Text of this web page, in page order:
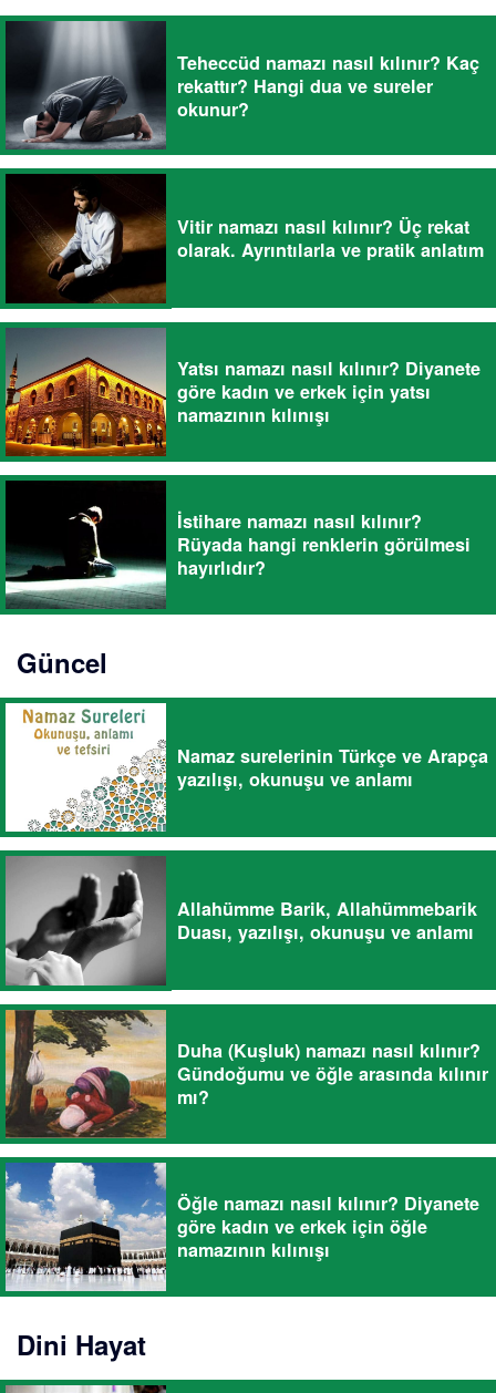
Teheccüd namazı nasıl kılınır? Kaç
rekattır? Hangi dua ve sureler
okunur?
Vitir namazı nasıl kılınır? Üç rekat
olarak. Ayrıntılarla ve pratik anlatım
Yatsı namazı nasıl kılınır? Diyanete
göre kadın ve erkek için yatsı
namazının kılınışı
İstihare namazı nasıl kılınır?
Rüyada hangi renklerin görülmesi
hayırlıdır?
Güncel
Namaz surelerinin Türkçe ve Arapça
yazılışı, okunuşu ve anlamı
Allahümme Barik, Allahümmebarik
Duası, yazılışı, okunuşu ve anlamı
Duha (Kuşluk) namazı nasıl kılınır?
Gündoğumu ve öğle arasında kılınır
mı?
Öğle namazı nasıl kılınır? Diyanete
göre kadın ve erkek için öğle
namazının kılınışı
Dini Hayat